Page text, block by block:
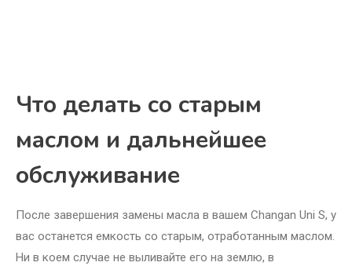
Что делать со старым
маслом и дальнейшее
обслуживание
После завершения замены масла в вашем Changan Uni S, у
вас останется емкость со старым, отработанным маслом.
Ни в коем случае не выливайте его на землю, в